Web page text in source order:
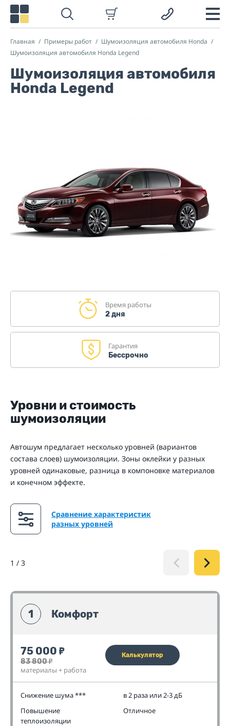
Главная Примеры работ
Шумоизоляция автомобиля Honda
Шумоизоляция автомобиля Honda Legend
Шумоизоляция автомобиля
Honda Legend
Время работы
2 дня
Гарантия
Бессрочно
Уровни и стоимость
шумоизоляции
Автошум предлагает несколько уровней (вариантов
состава слоев) шумоизоляции. Зоны оклейки у разных
уровней одинаковые, разница в компоновке материалов
и конечном эффекте.
Сравнение характеристик
разных уровней
1 / 3
1 Комфорт
75 000 ₽
83 800₽
материалы + работа
Калькулятор
Снижение шума ***
в 2 раза или 2-3 дБ
Повышение
теплоизоляции
Отличное